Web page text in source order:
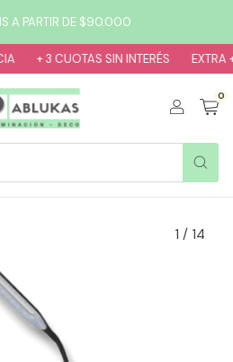
A PARTIR DE $90.000
+ 3 CUOTAS SIN INTERÉS EXTRA +10%
0
1 / 14